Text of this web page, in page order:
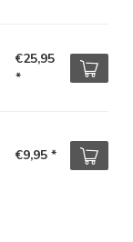
€25,95
*
€9,95 *